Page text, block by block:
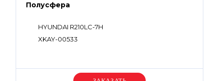
Полусфера
HYUNDAI R210LC-7H
XKAY-00533